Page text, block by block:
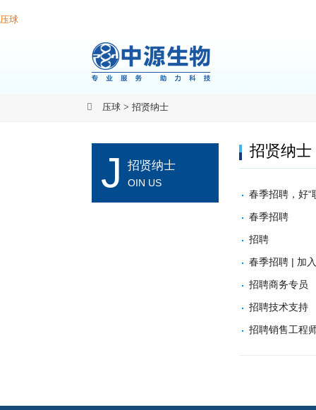
压球
压球 > 招贤纳士
J 招贤纳士
OIN US
招贤纳士
春季招聘，好“
春季招聘
招聘
春季招聘 | 加
招聘商务专员
招聘技术支持
招聘销售工程